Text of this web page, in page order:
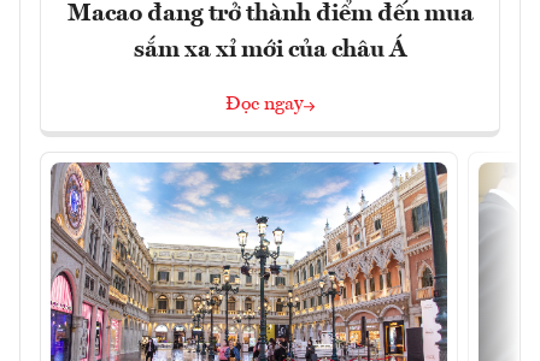
Macao đang trở thành điểm đến mua
sắm xa xỉ mới của châu Á
Đọc ngay